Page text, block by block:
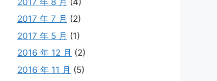
2017 年 7 月 (2)
2017 年 5 月 (1)
2016 年 12 月 (2)
2016 年 11 月 (5)